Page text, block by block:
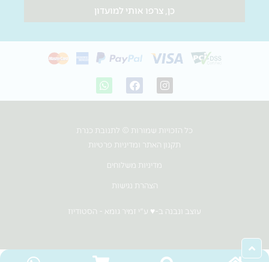
כן, צרפו אותי למועדון
I
n
s
g
m
F
a
c
o
o
W
h
a
a
p
כל הזכויות שמורות © לתנובת כנרת
תקנון האתר ומדיניות פרטיות
מדיניות משלוחים
הצהרת נגישות
עוצב ונבנה ב-♥︎ ע"י זמיר גומא - הסטודיוז